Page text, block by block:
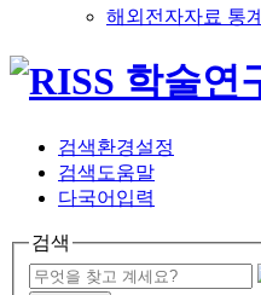
해외전자자료 통계
검색환경설정
검색도움말
다국어입력
검색